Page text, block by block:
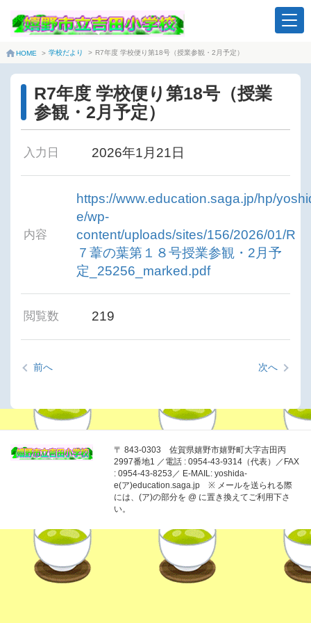
HOME > 学校だより > R7年度 学校便り第18号（授業参観・2月予定）
R7年度 学校便り第18号（授業
参観・2月予定）
入力日 2026年1月21日
内容
https://www.education.saga.jp/hp/
e/wp-
content/uploads/sites/156/2026/01/R
７葦の葉第１８号授業参観・2月予
定_25256_marked.pdf
閲覧数 219
前へ 次へ
〒 843-0303 佐賀県嬉野市嬉野町大字吉田丙
2997番地1 ／電話 : 0954-43-9314（代表）／FAX
: 0954-43-8253／ E-MAIL: yoshida-
e(ア)education.saga.jp ※ メールを送られる際
には、(ア)の部分を @ に置き換えてご利用下さ
い。